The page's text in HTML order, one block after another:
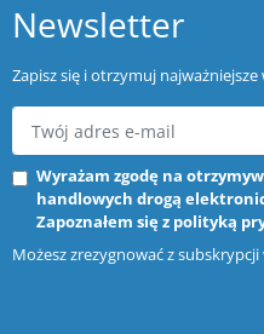
Newsletter
Zapisz się i otrzymuj
Wyrażam zgodę na
handlowych drogą
Zapoznałem się z polityką
Możesz zrezygnować z